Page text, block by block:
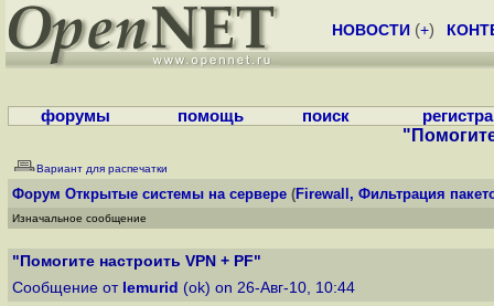
НОВОСТИ (+)
форумы помощь поиск
Вариант для распечатки
Форум Открытые системы на сервере (Firewall, Фильтрация
Изначальное сообщение
"Помогите настроить VPN + PF"
Сообщение от lemurid (ok) on 26-Авг-10, 10:44